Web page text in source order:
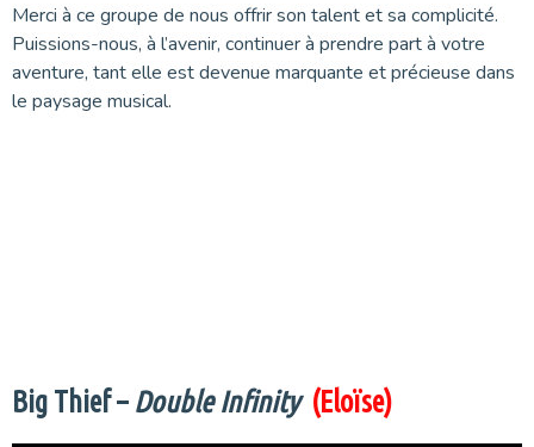
Merci à ce groupe de nous offrir son talent et sa complicité.
Puissions-nous, à l’avenir, continuer à prendre part à votre
aventure, tant elle est devenue marquante et précieuse dans
le paysage musical.
Big Thief – Double Infinity (Eloïse)